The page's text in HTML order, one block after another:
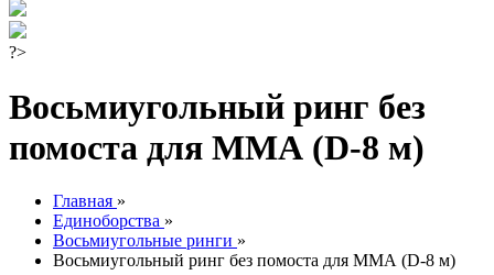
?>
Восьмиугольный ринг без
помоста для ММА (D-8 м)
Главная »
Единоборства »
Восьмиугольные ринги »
Восьмиугольный ринг без помоста для ММА (D-8 м)